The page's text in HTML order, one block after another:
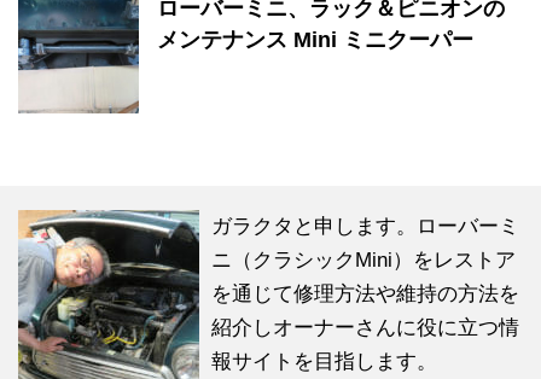
ローバーミニ、ラック＆ピニオンの
メンテナンス Mini ミニクーパー
ガラクタと申します。ローバーミ
ニ（クラシックMini）をレストア
を通じて修理方法や維持の方法を
紹介しオーナーさんに役に立つ情
報サイトを目指します。